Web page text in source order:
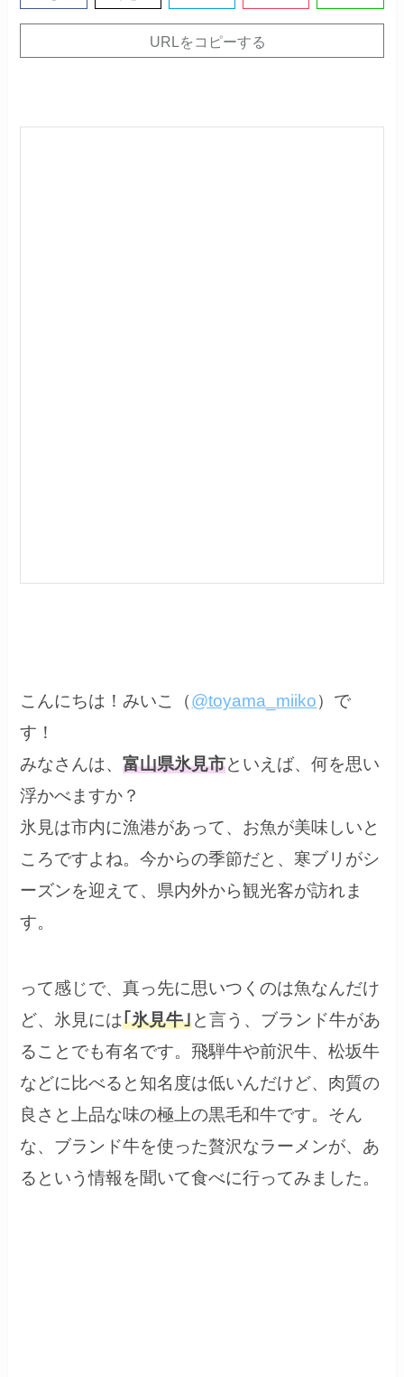
URLをコピーする
こんにちは！みいこ（@toyama_miiko）で
す！
みなさんは、富山県氷見市といえば、何を思い
浮かべますか？
氷見は市内に漁港があって、お魚が美味しいと
ころですよね。今からの季節だと、寒ブリがシ
ーズンを迎えて、県内外から観光客が訪れま
す。
って感じで、真っ先に思いつくのは魚なんだけ
ど、氷見には｢氷見牛｣と言う、ブランド牛があ
ることでも有名です。飛騨牛や前沢牛、松坂牛
などに比べると知名度は低いんだけど、肉質の
良さと上品な味の極上の黒毛和牛です。そん
な、ブランド牛を使った贅沢なラーメンが、あ
るという情報を聞いて食べに行ってみました。